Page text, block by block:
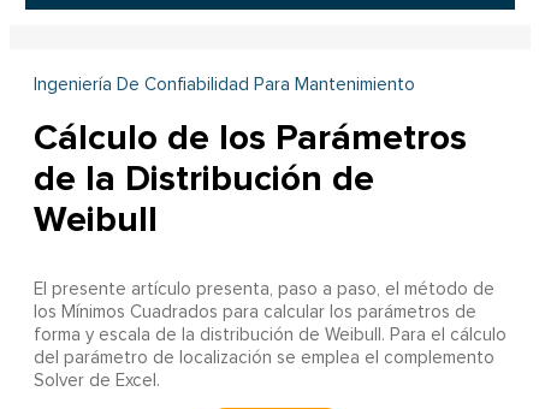
Ingeniería De Confiabilidad Para Mantenimiento
Cálculo de los Parámetros
de la Distribución de
Weibull
El presente artículo presenta, paso a paso, el método de
los Mínimos Cuadrados para calcular los parámetros de
forma y escala de la distribución de Weibull. Para el cálculo
del parámetro de localización se emplea el complemento
Solver de Excel.